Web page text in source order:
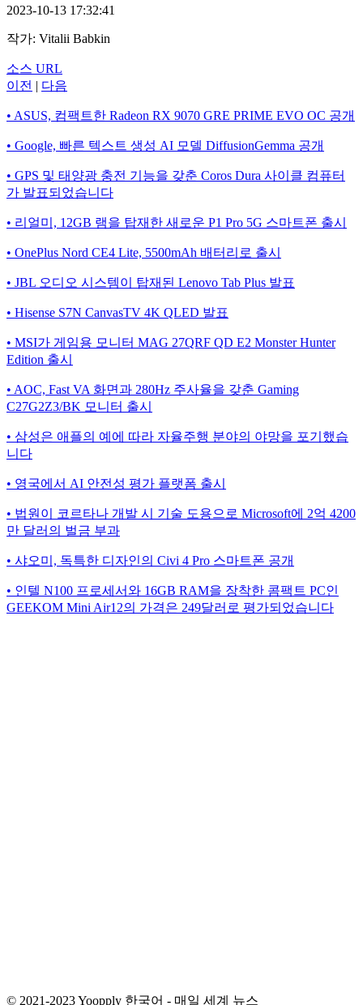
2023-10-13 17:32:41
작가: Vitalii Babkin
소스 URL
이전 | 다음
• ASUS, 컴팩트한 Radeon RX 9070 GRE PRIME EVO OC 공개
• Google, 빠른 텍스트 생성 AI 모델 DiffusionGemma 공개
• GPS 및 태양광 충전 기능을 갖춘 Coros Dura 사이클 컴퓨터
가 발표되었습니다
• 리얼미, 12GB 램을 탑재한 새로운 P1 Pro 5G 스마트폰 출시
• OnePlus Nord CE4 Lite, 5500mAh 배터리로 출시
• JBL 오디오 시스템이 탑재된 Lenovo Tab Plus 발표
• Hisense S7N CanvasTV 4K QLED 발표
• MSI가 게임용 모니터 MAG 27QRF QD E2 Monster Hunter
Edition 출시
• AOC, Fast VA 화면과 280Hz 주사율을 갖춘 Gaming
C27G2Z3/BK 모니터 출시
• 삼성은 애플의 예에 따라 자율주행 분야의 야망을 포기했습
니다
• 영국에서 AI 안전성 평가 플랫폼 출시
• 법원이 코르타나 개발 시 기술 도용으로 Microsoft에 2억 4200
만 달러의 벌금 부과
• 샤오미, 독특한 디자인의 Civi 4 Pro 스마트폰 공개
• 인텔 N100 프로세서와 16GB RAM을 장착한 콤팩트 PC인
GEEKOM Mini Air12의 가격은 249달러로 평가되었습니다
© 2021-2023 Yoopply 한국어 - 매일 세계 뉴스